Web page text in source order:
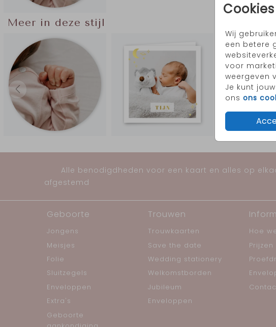
Cookies
Wij
een betere
voor
weergeven
Je kunt
ons ons
Meer in deze stijl
Alle benodigdheden voor een kaart en alles op
afgestemd
Geboorte
Jongens
Meisjes
Folie
Sluitzegels
Enveloppen
Extra's
Geboorte
Trouwen
Trouwkaarten
Save the date
Wedding stationery
Welkomstborden
Jubileum
Enveloppen
Hoe
Prijzen